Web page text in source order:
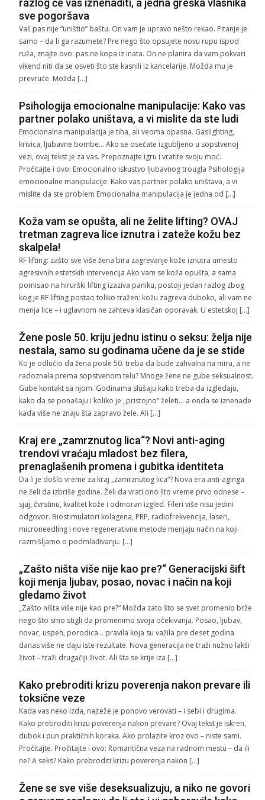
razlog će vas iznenaditi, a jedna greška vlasnika
sve pogoršava
Vaš pas nije “uništio” baštu. On vam je upravo nešto rekao. Pitanje je
samo – da li ga razumete? Pre nego što opsujete novu rupu ispod
ruža, znajte ovo: pas ne kopa iz inata. On ne planira da vam pokvari
vikend niti da se osveti što ste kasnili iz kancelarije. Možda mu je
prevruće. Možda […]
Psihologija emocionalne manipulacije: Kako vas
partner polako uništava, a vi mislite da ste ludi
Emocionalna manipulacija je tiha, ali veoma opasna. Gaslighting,
krivica, ljubavne bombe… Ako se osećate izgubljeno u sopstvenoj
vezi, ovaj tekst je za vas. Prepoznajte igru i vratite svoju moć.
Pročitajte i ovo: Emocionalno iskustvo ljubavnog trougla Psihologija
emocionalne manipulacije: Kako vas partner polako uništava, a vi
mislite da ste problem Emocionalna manipulacija je jedna od […]
Koža vam se opušta, ali ne želite lifting? OVAJ
tretman zagreva lice iznutra i zateže kožu bez
skalpela!
RF lifting: zašto sve više žena bira zagrevanje kože iznutra umesto
agresivnih estetskih intervencija Ako vam se koža opušta, a sama
pomisao na hirurški lifting izaziva paniku, postoji jedan razlog zbog
kog je RF lifting postao toliko tražen: kožu zagreva duboko, ali vam ne
menja lice – i uglavnom ne zahteva klasičan oporavak. U estetskoj […]
Žene posle 50. kriju jednu istinu o seksu: želja nije
nestala, samo su godinama učene da je se stide
Ko je odlučio da žena posle 50. treba da bude zahvalna na miru, a ne
radoznala prema sopstvenom telu? Mnoge žene ne gube seksualnost.
Gube kontakt sa njom. Godinama slušaju kako treba da izgledaju,
kako da se ponašaju i koliko je „pristojno“ želeti… a onda se iznenade
kada više ne znaju šta zapravo žele. Ali […]
Kraj ere „zamrznutog lica“? Novi anti-aging
trendovi vraćaju mladost bez filera,
prenaglašenih promena i gubitka identiteta
Da li je došlo vreme za kraj „zamrznutog lica“? Nova era anti-aginga
ne želi da izbriše godine. Želi da vrati ono što vreme prvo odnese –
sjaj, čvrstinu, kvalitet kože i odmoran izgled. Fileri više nisu jedini
odgovor. Biostimulatori kolagena, PRP, radiofrekvencija, laseri,
microneedling i nove regenerativne metode menjaju način na koji
razmišljamo o podmlađivanju. […]
„Zašto ništa više nije kao pre?“ Generacijski šift
koji menja ljubav, posao, novac i način na koji
gledamo život
„Zašto ništa više nije kao pre?“ Možda zato što se svet promenio brže
nego što smo stigli da promenimo svoja očekivanja. Posao, ljubav,
novac, uspeh, porodica… pravila koja su važila pre deset godina
danas više ne daju iste rezultate. Nova generacija ne traži nužno lakši
život – traži drugačiji život. Ali šta se krije iza […]
Kako prebroditi krizu poverenja nakon prevare ili
toksične veze
Kada vas neko izda, najteže je ponovo verovati – i sebi i drugima.
Kako prebroditi krizu poverenja nakon prevare? Ovaj tekst je iskren,
dubok i pun praktičnih koraka. Ako prolazite kroz ovo – niste sami.
Pročitajte. Pročitajte i ovo: Romantična veza na radnom mestu – da ili
ne? A seks? Kako prebroditi krizu poverenja nakon […]
Žene se sve više deseksualizuju, a niko ne govori